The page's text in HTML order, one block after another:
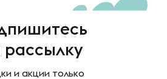
рассылку
и акции только